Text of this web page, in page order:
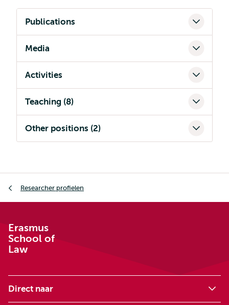
Publications
Media
Activities
Teaching (8)
Other positions (2)
Researcher profielen
Erasmus
School of
Law
Direct naar